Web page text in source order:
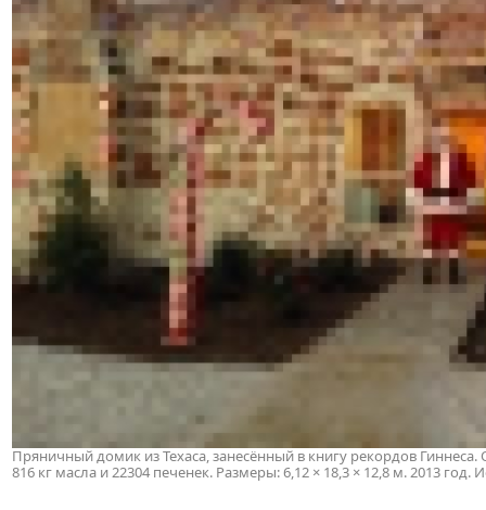
Пряничный домик из Техаса, занесённый в книгу рекордов Гиннеса.
816 кг масла и 22304 печенек. Размеры: 6,12 × 18,3 × 12,8 м. 2013 год.